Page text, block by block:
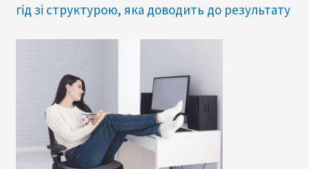
гід зі структурою, яка доводить до результату